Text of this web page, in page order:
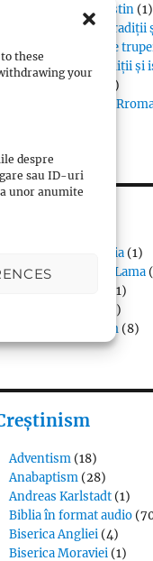
these
your
despre
sau ID-uri
unor anumite
Romii și cultul creștin (1)
Rromii căldărari: tradiții
Rromii în melodiile
Rromii slătari: tradiții și
(1)
Steagul oamenilor
Budismul în Japonia (1)
Interviuri cu Dalai Lama
(1)
(1)
Termeni în budism (8)
Adventism (18)
Anabaptism (28)
Andreas Karlstadt (1)
Biblia în format audio
Biserica Angliei (4)
Biserica Moraviei (1)